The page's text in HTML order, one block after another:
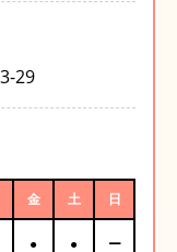
29
金 土 日
● ● ー